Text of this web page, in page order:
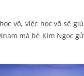
võ, việc học võ sẽ
mà bé Kim Ngọc